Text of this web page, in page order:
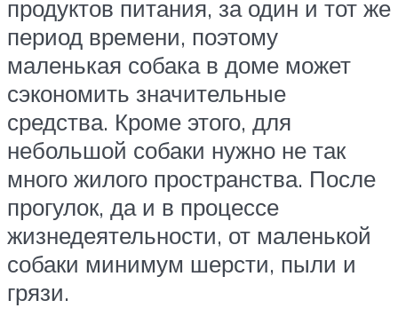
продуктов питания, за один и тот же
период времени, поэтому
маленькая собака в доме может
сэкономить значительные
средства. Кроме этого, для
небольшой собаки нужно не так
много жилого пространства. После
прогулок, да и в процессе
жизнедеятельности, от маленькой
собаки минимум шерсти, пыли и
грязи.